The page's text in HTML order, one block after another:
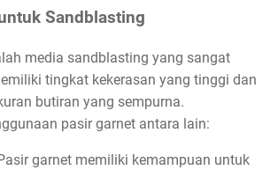
Sandblasting
media sandblasting yang sangat
tingkat kekerasan yang tinggi dan
butiran yang sempurna.
pasir garnet antara lain:
garnet memiliki kemampuan untuk